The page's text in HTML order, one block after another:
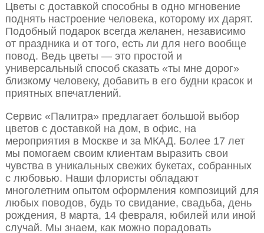
Цветы с доставкой способны в одно мгновение
поднять настроение человека, которому их дарят.
Подобный подарок всегда желанен, независимо
от праздника и от того, есть ли для него вообще
повод. Ведь цветы — это простой и
универсальный способ сказать «ты мне дорог»
близкому человеку, добавить в его будни красок и
приятных впечатлений.
Сервис «Палитра» предлагает большой выбор
цветов с доставкой на дом, в офис, на
мероприятия в Москве и за МКАД. Более 17 лет
мы помогаем своим клиентам выразить свои
чувства в уникальных свежих букетах, собранных
с любовью. Наши флористы обладают
многолетним опытом оформления композиций для
любых поводов, будь то свидание, свадьба, день
рождения, 8 марта, 14 февраля, юбилей или иной
случай. Мы знаем, как можно порадовать